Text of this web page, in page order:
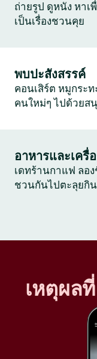
ถ่ายรูป ดูหนัง หาเ
เป็นเรื่องชวนคุย
พบปะสังสรรค์
คอนเสิร์ต หมูกระ
คนใหม่ๆ ไปด้วยส
อาหารและเครื่
เดทร้านกาแฟ ลอ
ชวนกันไปตะลุยกิ
เหตุผลที่